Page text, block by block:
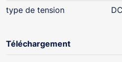
type de tension
DC
Téléchargement